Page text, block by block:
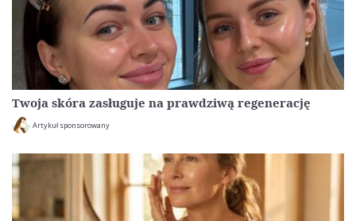
Twoja skóra zasługuje na prawdziwą regenerację
Artykuł sponsorowany